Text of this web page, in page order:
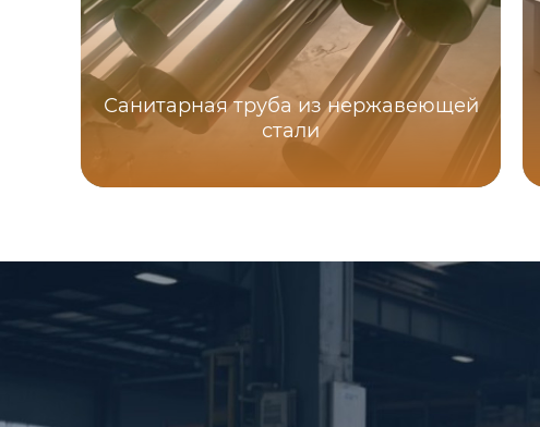
Санитарная труба из нержавеющей
стали